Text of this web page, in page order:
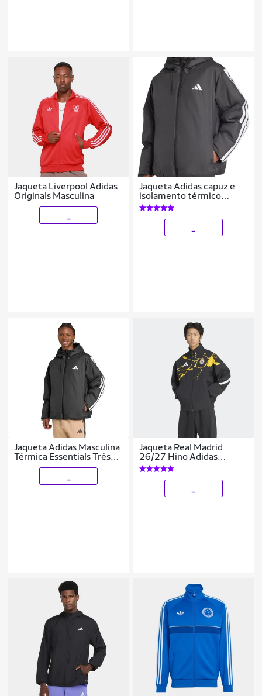
Jaqueta Liverpool Adidas
Originals Masculina
Jaqueta Adidas capuz e
isolamento térmico
Essentials 3-Stripes
Masculina
Jaqueta Adidas Masculina
Térmica Essentials Três
Listras Capuz
Jaqueta Real Madrid
26/27 Hino Adidas
Masculina